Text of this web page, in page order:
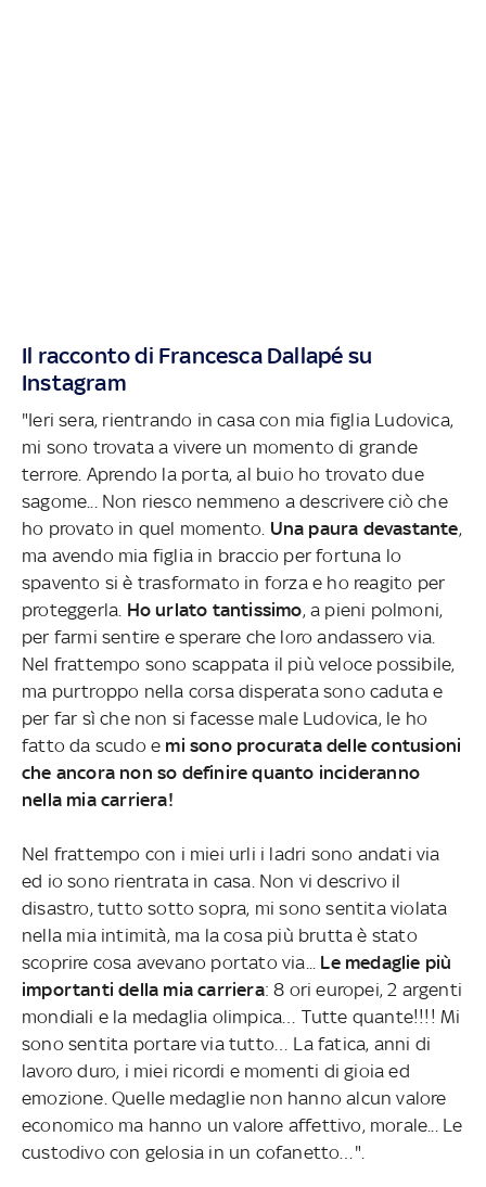
Il racconto di Francesca Dallapé su
Instagram
"Ieri sera, rientrando in casa con mia figlia Ludovica,
mi sono trovata a vivere un momento di grande
terrore. Aprendo la porta, al buio ho trovato due
sagome... Non riesco nemmeno a descrivere ciò che
ho provato in quel momento. Una paura devastante,
ma avendo mia figlia in braccio per fortuna lo
spavento si è trasformato in forza e ho reagito per
proteggerla. Ho urlato tantissimo, a pieni polmoni,
per farmi sentire e sperare che loro andassero via.
Nel frattempo sono scappata il più veloce possibile,
ma purtroppo nella corsa disperata sono caduta e
per far sì che non si facesse male Ludovica, le ho
fatto da scudo e mi sono procurata delle contusioni
che ancora non so definire quanto incideranno
nella mia carriera!
Nel frattempo con i miei urli i ladri sono andati via
ed io sono rientrata in casa. Non vi descrivo il
disastro, tutto sotto sopra, mi sono sentita violata
nella mia intimità, ma la cosa più brutta è stato
scoprire cosa avevano portato via... Le medaglie più
importanti della mia carriera: 8 ori europei, 2 argenti
mondiali e la medaglia olimpica… Tutte quante!!!! Mi
sono sentita portare via tutto… La fatica, anni di
lavoro duro, i miei ricordi e momenti di gioia ed
emozione. Quelle medaglie non hanno alcun valore
economico ma hanno un valore affettivo, morale... Le
custodivo con gelosia in un cofanetto…".